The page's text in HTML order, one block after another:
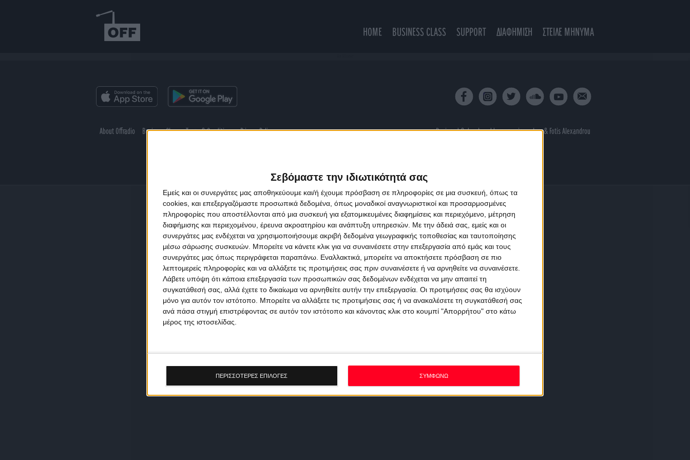
Σεβόμαστε την ιδιωτικότητά σας
Εμείς και οι συνεργάτες μας αποθηκεύουμε και/ή έχουμε πρόσβαση σε πληροφορίες σε μια συσκευή, όπως τα
cookies, και επεξεργαζόμαστε προσωπικά δεδομένα, όπως μοναδικοί αναγνωριστικοί και προσαρμοσμένες
πληροφορίες που αποστέλλονται από μια συσκευή για εξατομικευμένες διαφημίσεις και περιεχόμενο, μέτρηση
διαφήμισης και περιεχομένου, έρευνα ακροατηρίου και ανάπτυξη υπηρεσιών. Με την άδειά σας, εμείς και οι
συνεργάτες μας ενδέχεται να χρησιμοποιήσουμε ακριβή δεδομένα γεωγραφικής τοποθεσίας και ταυτοποίησης
μέσω σάρωσης συσκευών. Μπορείτε να κάνετε κλικ για να συναινέσετε στην επεξεργασία από εμάς και τους
συνεργάτες μας όπως περιγράφεται παραπάνω. Εναλλακτικά, μπορείτε να αποκτήσετε πρόσβαση σε πιο
λεπτομερείς πληροφορίες και να αλλάξετε τις προτιμήσεις σας πριν συναινέσετε ή να αρνηθείτε να συναινέσετε.
Λάβετε υπόψη ότι κάποια επεξεργασία των προσωπικών σας δεδομένων ενδέχεται να μην απαιτεί τη
συγκατάθεσή σας, αλλά έχετε το δικαίωμα να αρνηθείτε αυτήν την επεξεργασία. Οι προτιμήσεις σας θα ισχύουν
μόνο για αυτόν τον ιστότοπο. Μπορείτε να αλλάξετε τις προτιμήσεις σας ή να ανακαλέσετε τη συγκατάθεσή σας
ανά πάσα στιγμή επιστρέφοντας σε αυτόν τον ιστότοπο και κάνοντας κλικ στο κουμπί "Απορρήτου" στο κάτω
μέρος της ιστοσελίδας.
ΠΕΡΙΣΣΟΤΕΡΕΣ ΕΠΙΛΟΓΕΣ ΣΥΜΦΩΝΩ
HOME BUSINESS CLASS SUPPORT ΔΙΑΦΗΜΙΣΗ ΣΤΕΙΛΕ ΜΗΝΥΜΑ
About Offradio Business Class Terms & Conditions Privacy Policy Designed & developed byporcupine colors& Fotis Alexandrou